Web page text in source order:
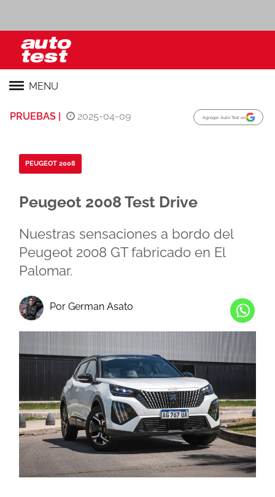
MENU
PRUEBAS | 2025-04-09 Agregar Auto Test en
PEUGEOT 2008
Peugeot 2008 Test Drive
Nuestras sensaciones a bordo del
Peugeot 2008 GT fabricado en El
Palomar.
Por German Asato